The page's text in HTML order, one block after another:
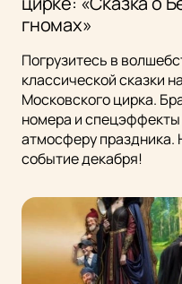
гномах»
Погрузитесь в
классической сказки
Московского цирка.
номера и
атмосферу праздника.
событие декабря!